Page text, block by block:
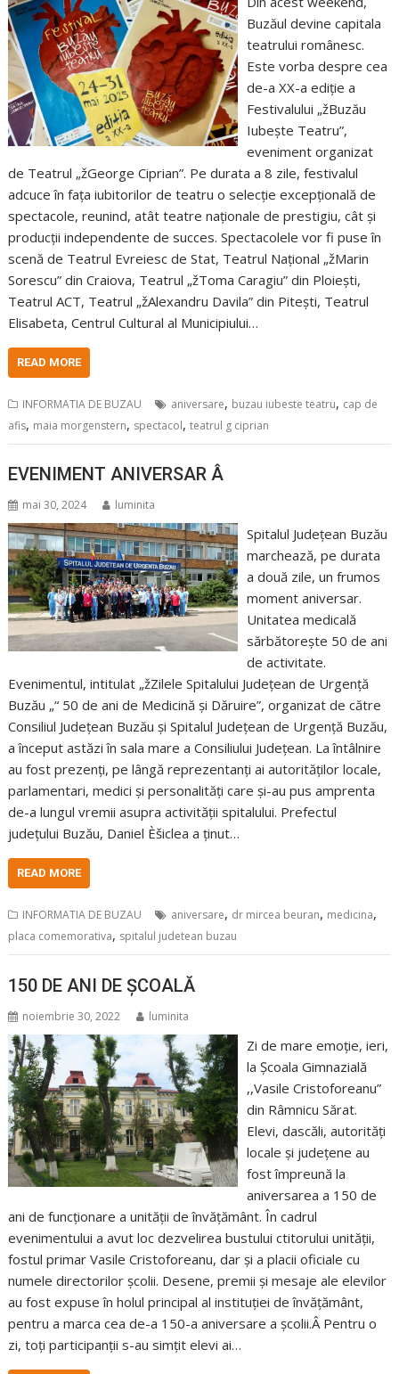
Buzăul devine capitala
teatrului românesc.
Este vorba despre cea
de-a XX-a ediție a
Festivalului „žBuzău
Iubește Teatru”,
eveniment organizat
de Teatrul „žGeorge Ciprian”. Pe durata a 8 zile, festivalul
adcuce în fața iubitorilor de teatru o selecție excepțională de
spectacole, reunind, atât teatre naționale de prestigiu, cât și
producții independente de succes. Spectacolele vor fi puse în
scenă de Teatrul Evreiesc de Stat, Teatrul Național „žMarin
Sorescu” din Craiova, Teatrul „žToma Caragiu” din Ploiești,
Teatrul ACT, Teatrul „žAlexandru Davila” din Pitești, Teatrul
Elisabeta, Centrul Cultural al Municipiului…
READ MORE
INFORMATIA DE BUZAU aniversare, buzau iubeste teatru, cap de
afis, maia morgenstern, spectacol,teatrul g ciprian
EVENIMENT ANIVERSAR Â
mai 30, 2024 luminita
Spitalul Județean Buzău
marchează, pe durata
a două zile, un frumos
moment aniversar.
Unitatea medicală
sărbătorește 50 de ani
de activitate.
Evenimentul, intitulat „žZilele Spitalului Județean de Urgență
Buzău „“ 50 de ani de Medicină și Dăruire”, organizat de către
Consiliul Județean Buzău și Spitalul Județean de Urgență Buzău,
a început astăzi în sala mare a Consiliului Județean. La întâlnire
au fost prezenți, pe lângă reprezentanți ai autorităților locale,
parlamentari, medici și personalități care și-au pus amprenta
de-a lungul vremii asupra activității spitalului. Prefectul
județului Buzău, Daniel Èšiclea a ținut…
READ MORE
INFORMATIA DE BUZAU aniversare, dr mircea beuran, medicina,
placa comemorativa, spitalul judetean buzau
150 DE ANI DE ȘCOALĂ
noiembrie 30, 2022 luminita
Zi de mare emoție, ieri,
la Școala Gimnazială
,,Vasile Cristoforeanu”
din Râmnicu Sărat.
Elevi, dascăli, autorități
locale și județene au
fost împreună la
aniversarea a 150 de
ani de funcționare a unității de învățământ. În cadrul
evenimentului a avut loc dezvelirea bustului ctitorului unității,
fostul primar Vasile Cristoforeanu, dar și a placii oficiale cu
numele directorilor școlii. Desene, premii și mesaje ale elevilor
au fost expuse în holul principal al instituției de învățământ,
pentru a marca cea de-a 150-a aniversare a școlii.Â Pentru o
zi, toți participanții s-au simțit elevi ai…